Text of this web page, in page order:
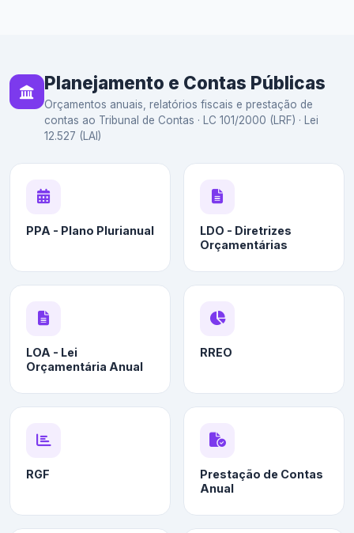
Planejamento e Contas Públicas
Orçamentos anuais, relatórios fiscais e prestação de
contas ao Tribunal de Contas · LC 101/2000 (LRF) · Lei
12.527 (LAI)
PPA - Plano Plurianual
LDO - Diretrizes
Orçamentárias
LOA - Lei
Orçamentária Anual
RREO
RGF
Prestação de Contas
Anual